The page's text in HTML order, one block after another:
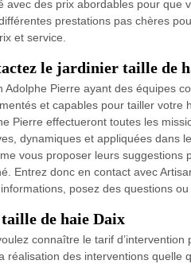
avec des prix abordables pour que
prestations pas chères
et service.
le jardinier taille de
Adolphe Pierre ayant des équipes
et capables pour tailler votre
Pierre effectueront toutes les
dynamiques et appliquées dans
vous proposer leurs suggestions
Entrez donc en contact avec
posez des questions ou
de haie Daix
connaître le tarif
réalisation des interventions quelle